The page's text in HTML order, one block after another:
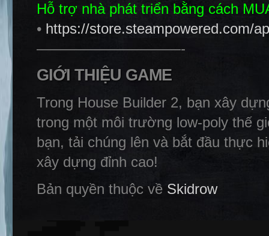
Hỗ trợ nhà phát triển bằng cách
• https://store.steampowered.com/
——————————-
GIỚI THIỆU GAME
Trong House Builder 2, bạn xây
trong một môi trường low-poly thế
bạn, tải chúng lên và bắt đầu thực
xây dựng đỉnh cao!
Bản quyền thuộc về Skidrow